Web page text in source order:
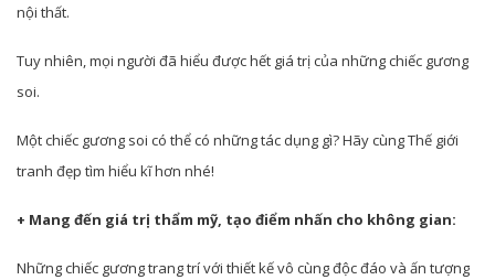
nội thất.
Tuy nhiên, mọi người đã hiểu được hết giá trị của những chiếc gương
soi.
Một chiếc gương soi có thể có những tác dụng gì? Hãy cùng Thế giới
tranh đẹp tìm hiểu kĩ hơn nhé!
+ Mang đến giá trị thẩm mỹ, tạo điểm nhấn cho không gian:
Những chiếc gương trang trí với thiết kế vô cùng độc đáo và ấn tượng